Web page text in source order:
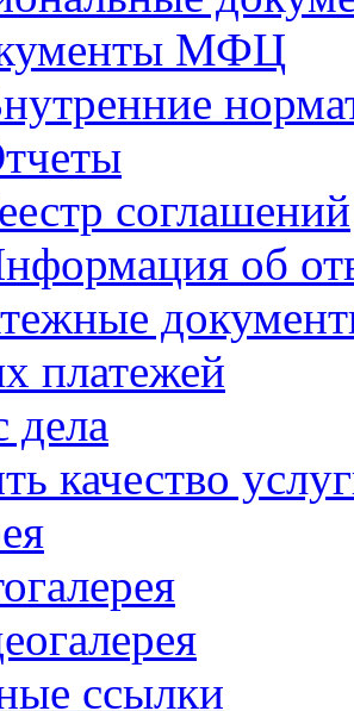
МФЦ
соглашений
об
платежей
дела
качество
ссылки